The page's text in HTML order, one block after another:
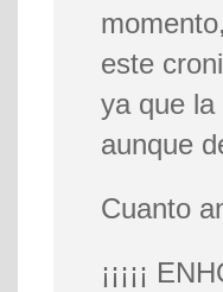
este
ya que la
aunque
Cuanto
¡¡¡¡¡